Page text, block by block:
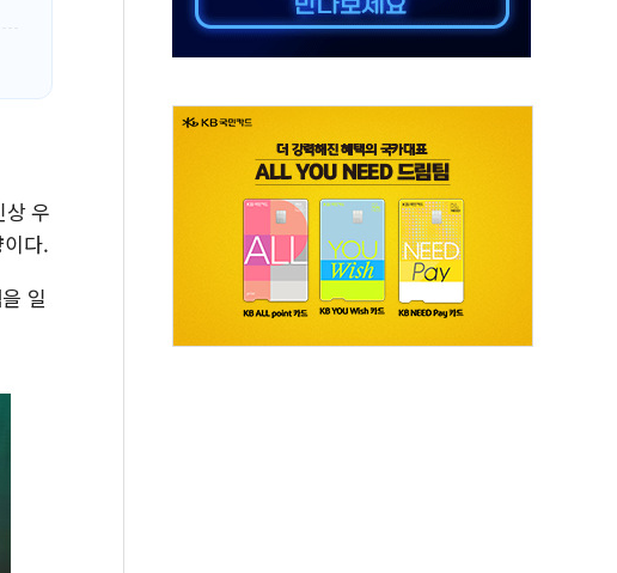
원, '정부 특사'로 콜롬비아 대통령 취임식 참석
보' 울진 시간당 30mm 강한 비...호우 피해 없어
상 우
다.
일